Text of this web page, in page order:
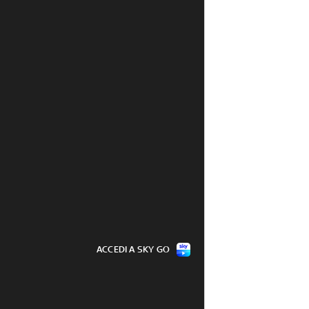
ACCEDI A SKY GO